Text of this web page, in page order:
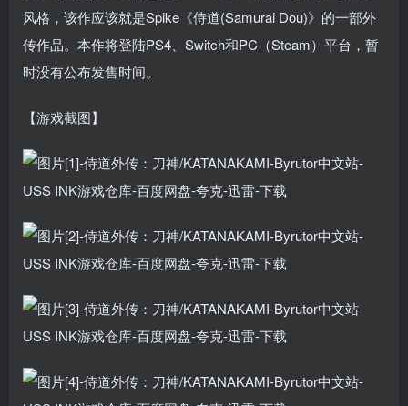
风格，该作应该就是Spike《侍道(Samurai Dou)》的一部外
传作品。本作将登陆PS4、Switch和PC（Steam）平台，暂
时没有公布发售时间。
【游戏截图】